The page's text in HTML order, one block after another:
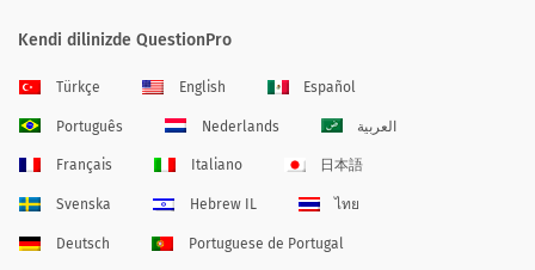
Kendi dilinizde QuestionPro
Türkçe English Español
Português Nederlands العربية
Français Italiano 日本語
Svenska Hebrew IL ไทย
Deutsch Portuguese de Portugal